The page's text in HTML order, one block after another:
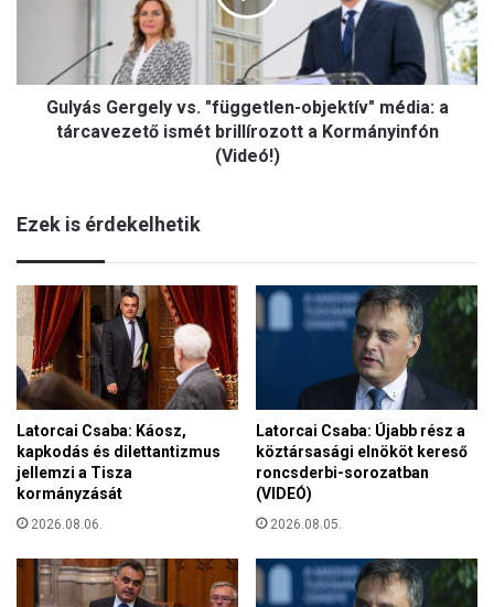
tárcavezető
ismét
brillírozott
Gulyás Gergely vs. "független-objektív" média: a
tárcavezető ismét brillírozott a Kormányinfón
(Videó!)
Ezek is érdekelhetik
Latorcai Csaba: Káosz,
kapkodás és dilettantizmus
jellemzi a Tisza
kormányzását
2026.08.06.
Latorcai Csaba: Újabb rész a
köztársasági elnököt kereső
roncsderbi-sorozatban
(VIDEÓ)
2026.08.05.